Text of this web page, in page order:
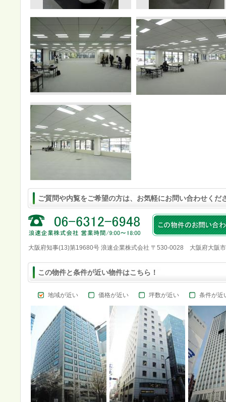
ご質問や内覧をご希望の方は、お気軽にお問い合わせくだ
大阪府知事(13)第19680号 浪速企業株式会社 〒530-0028 大阪府大阪
この物件と条件が近い物件はこちら！
地域が近い 価格が近い 坪数が近い 条件が近